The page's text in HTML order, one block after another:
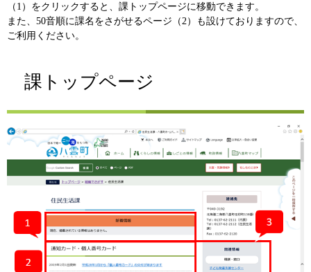
（1）をクリックすると、課トップページに移動できます。
また、50音順に課名をさがせるページ（2）も設けておりますので、
ご利用ください。
課トップページ